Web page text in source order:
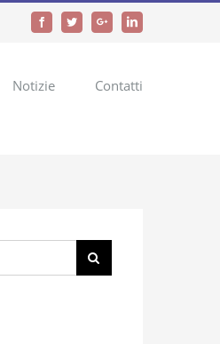
FacebookTwitterGoogle+LinkedIn
Notizie Contatti